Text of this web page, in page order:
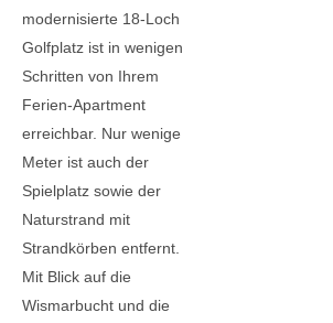
modernisierte 18-Loch
Golfplatz ist in wenigen
Schritten von Ihrem
Ferien-Apartment
erreichbar. Nur wenige
Meter ist auch der
Spielplatz sowie der
Naturstrand mit
Strandkörben entfernt.
Mit Blick auf die
Wismarbucht und die